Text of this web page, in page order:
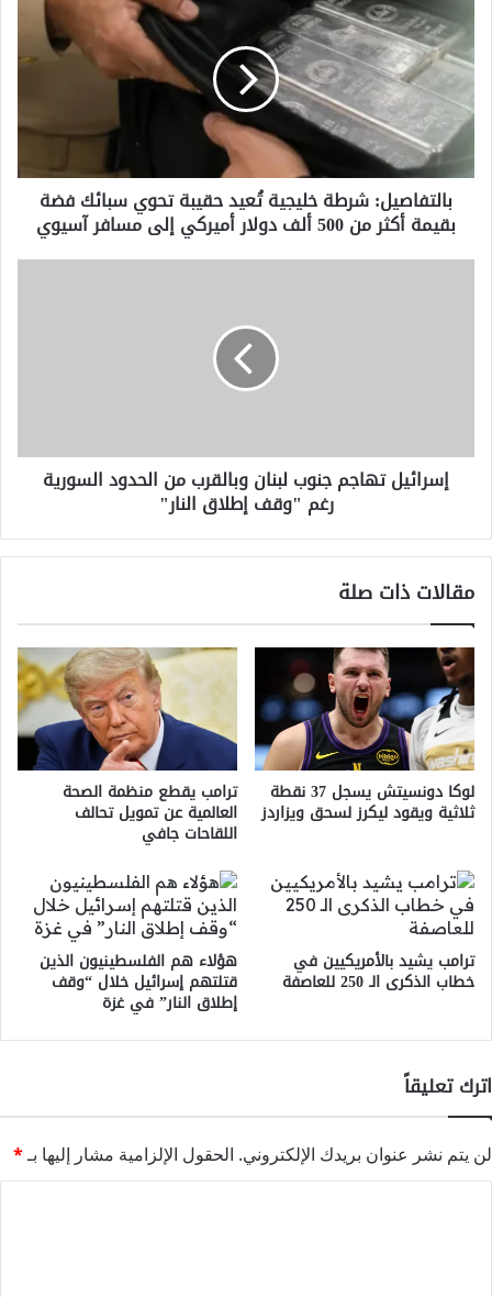
شرطة
خليجية
تُعيد
حقيبة
تحوي
سبائك
فضة
بقيمة
أكثر
من
ألف
بالتفاصيل: شرطة خليجية تُعيد حقيبة تحوي سبائك فضة
بقيمة أكثر من 500 ألف دولار أميركي إلى مسافر آسيوي
رغم
"وقفإسرائيل تهاجم جنوب لبنان وبالقرب من الحدود السورية
رغم "وقف إطلاق النار"
مقالات ذات صلة
لوكا دونسيتش يسجل 37 نقطة
ثلاثية ويقود ليكرز لسحق ويزاردز
ترامب يقطع منظمة الصحة
العالمية عن تمويل تحالف
اللقاحات جافي
ترامب يشيد بالأمريكيين في
خطاب الذكرى الـ 250 للعاصفة
هؤلاء هم الفلسطينيون الذين
قتلتهم إسرائيل خلال “وقف
إطلاق النار” في غزة
اترك تعليقاً
لن يتم نشر عنوان بريدك الإلكتروني. الحقول الإلزامية مشار إليها بـ*